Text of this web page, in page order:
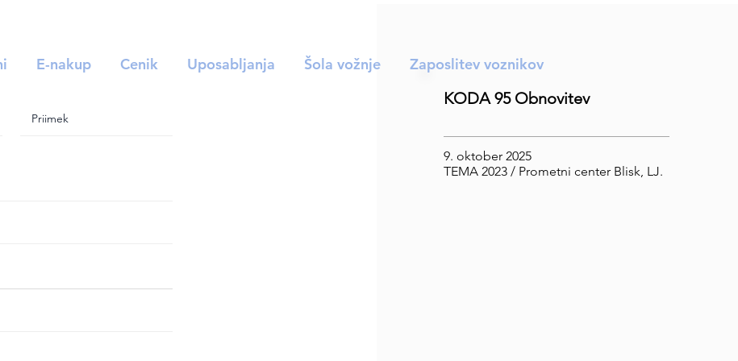
KODA 95 Obnovitev
9. oktober 2025
TEMA 2023 / Prometni center Blisk, LJ.
E-nakup Cenik Uposabljanja Šola vožnje Zaposlitev voznikov